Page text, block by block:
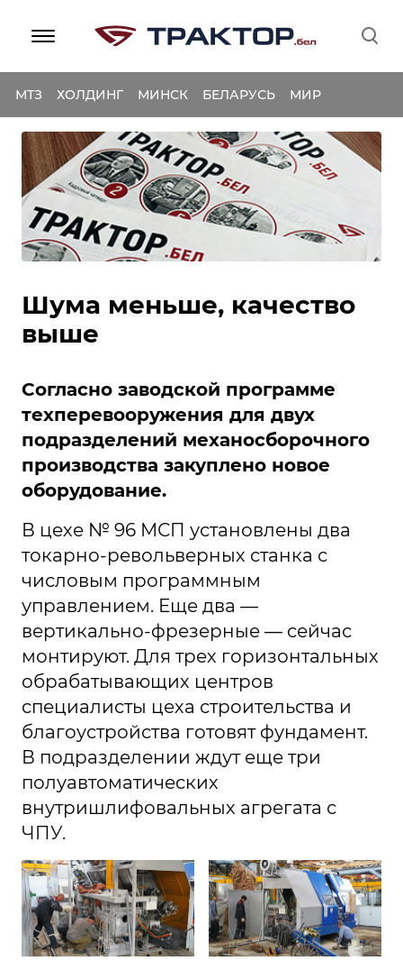
МТЗ ХОЛДИНГ МИНСК БЕЛАРУСЬ МИР
Шума меньше, качество
выше
Согласно заводской программе
техперевооружения для двух
подразделений механосборочного
производства закуплено новое
оборудование.
В цехе № 96 МСП установлены два
токарно-револьверных станка с
числовым программным
управлением. Еще два —
вертикально-фрезерные — сейчас
монтируют. Для трех горизонтальных
обрабатывающих центров
специалисты цеха строительства и
благоустройства готовят фундамент.
В подразделении ждут еще три
полуавтоматических
внутришлифовальных агрегата с
ЧПУ.